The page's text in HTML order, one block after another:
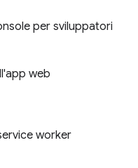
per sviluppatori
web
worker